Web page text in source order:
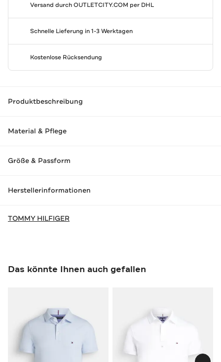
Versand durchOUTLETCITY.COM per DHL
Schnelle Lieferung in 1-3 Werktagen
Kostenlose Rücksendung
Produktbeschreibung
Material & Pflege
Größe & Passform
Herstellerinformationen
TOMMY HILFIGER
Das könnte Ihnen auch gefallen